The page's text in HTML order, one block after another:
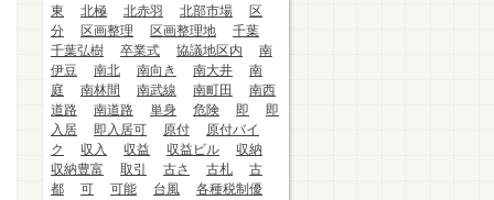
東
北極 北赤羽 北部市場
区
分
区画整理 区画整理地
千葉
千葉弘樹
卒業式 協議地区内
南
伊豆
南北 南向き 南大井
南
庭
南林間 南武線 南町田
南西
道路
南道路 単身 危険 即
即
入居
即入居可 原付
原付バイ
ク
収入 収益 収益ビル
収納
収納豊富
取引 古さ 古札
古
都
可 可能 台風
各種税制優